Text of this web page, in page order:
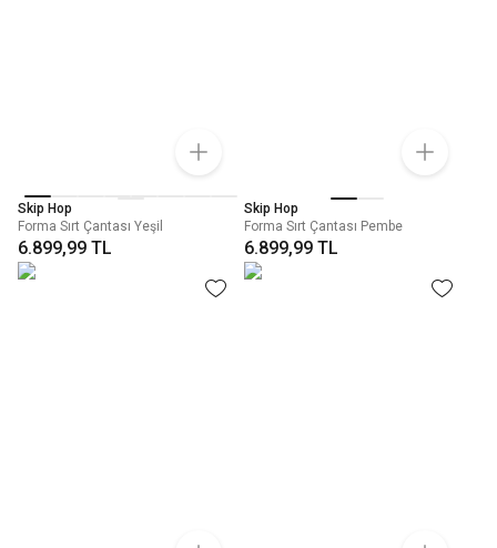
Skip Hop
Forma Sırt Çantası Yeşil
6.899,99 TL
Skip Hop
Forma Sırt Çantası Pembe
6.899,99 TL